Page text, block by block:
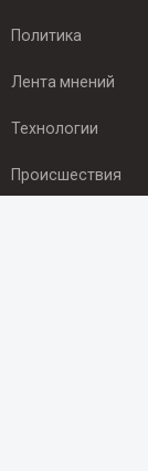
Политика
Лента мнений
Технологии
Происшествия